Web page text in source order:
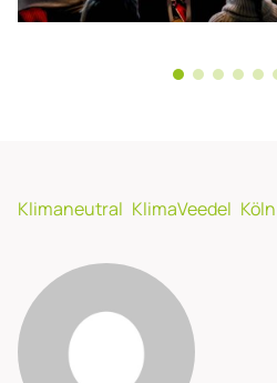
Klimaneutral KlimaVeedel Köln